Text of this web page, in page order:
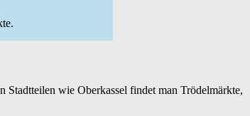
Stadtteilen wie Oberkassel findet man Trödelmärkte,